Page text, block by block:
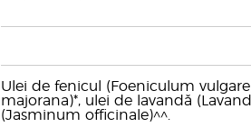
Ulei de fenicul (Foeniculum
majorana)*, ulei de lavandă
(Jasminum officinale)^^.